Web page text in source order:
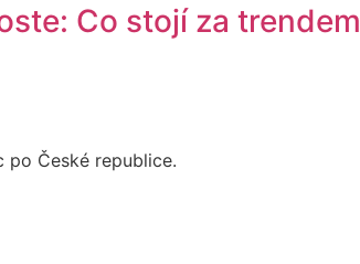
Co stojí za trendem
po České republice.